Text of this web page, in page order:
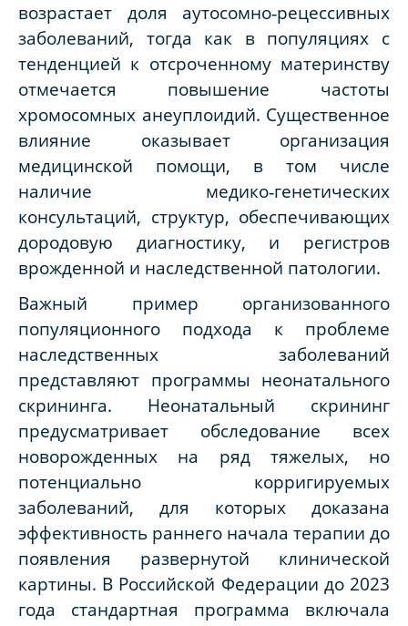
возрастает доля аутосомно‑рецессивных
заболеваний, тогда как в популяциях с
тенденцией к отсроченному материнству
отмечается повышение частоты
хромосомных анеуплоидий. Существенное
влияние оказывает организация
медицинской помощи, в том числе
наличие медико‑генетических
консультаций, структур, обеспечивающих
дородовую диагностику, и регистров
врожденной и наследственной патологии.
Важный пример организованного
популяционного подхода к проблеме
наследственных заболеваний
представляют программы неонатального
скрининга. Неонатальный скрининг
предусматривает обследование всех
новорожденных на ряд тяжелых, но
потенциально корригируемых
заболеваний, для которых доказана
эффективность раннего начала терапии до
появления развернутой клинической
картины. В Российской Федерации до 2023
года стандартная программа включала